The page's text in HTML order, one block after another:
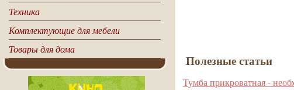
Техника
Комплектующие для мебели
Товары для дома
Полезные статьи
Тумба прикроватная -